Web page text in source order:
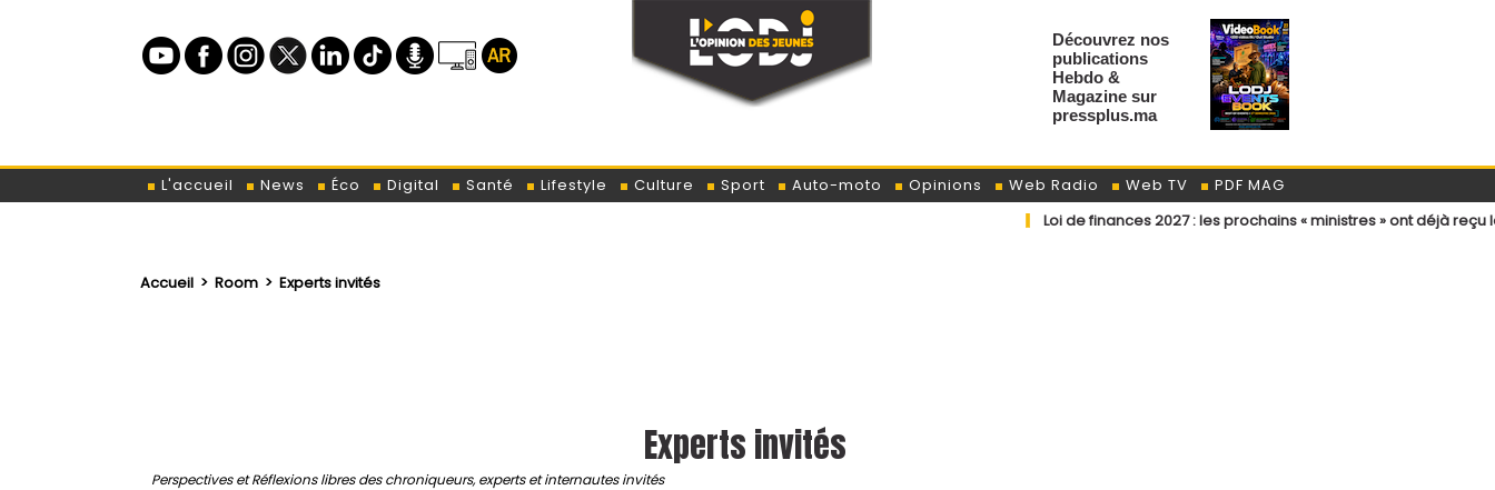
Découvrez nos
publications
Hebdo &
Magazine sur
pressplus.ma
L'accueil News Éco Digital Santé Lifestyle Culture Sport Auto-moto Opinions Web Radio Web TV
PDF MAG
Loi de finances 2027 : les prochains « ministres » ont déjà reçu la lettre
Accueil > Room > Experts invités
Experts invités
Perspectives et Réflexions libres des chroniqueurs, experts et internautes invités